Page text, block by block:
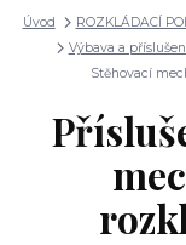
Úvod ROZKLÁDACÍ
Výbava a
Stěhovací